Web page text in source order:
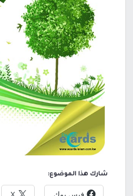
شارك هذا الموضوع: